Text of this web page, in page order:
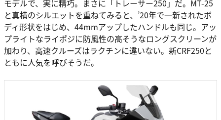
モデルで、実に精巧。まさに「トレーサー250」だ。MT-25
と真横のシルエットを重ねてみると、’20年で一新されたボ
ディ形状をはじめ、44mmアップしたハンドルも同じ。アッ
プライトなライポジに防風性の高そうなロングスクリーンが
加わり、高速クルーズはラクチンに違いない。新CRF250と
ともに人気を呼びそうだ。